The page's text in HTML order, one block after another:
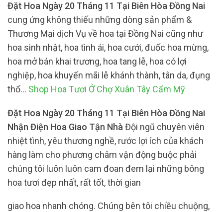
Đặt Hoa Ngày 20 Tháng 11 Tại Biên Hòa Đồng Nai
cung ứng không thiếu những dòng sản phẩm &
Thương Mại dịch Vụ về hoa tại Đồng Nai cũng như
hoa sinh nhật, hoa tình ái, hoa cưới, đuốc hoa mừng,
hoa mở bán khai trương, hoa tang lễ, hoa có lợi
nghiệp, hoa khuyến mãi lễ khánh thành, tân da, đụng
thổ… Shop Hoa Tươi Ở Chợ Xuân Tây Cẩm Mỹ
Đặt Hoa Ngày 20 Tháng 11 Tại Biên Hòa Đồng Nai
Nhận Điện Hoa Giao Tận Nhà Đội ngũ chuyên viên
nhiệt tình, yêu thương nghề, rước lợi ích của khách
hàng làm cho phương châm vận động buộc phải
chúng tôi luôn luôn cam đoan đem lại những bông
hoa tươi đẹp nhất, rất tốt, thời gian
giao hoa nhanh chóng. Chúng bên tôi chiều chuộng,